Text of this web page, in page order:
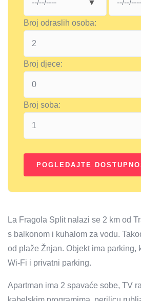
Broj odraslih osoba:
Broj djece:
Broj soba:
La Fragola Split nalazi se 2 km od
s balkonom i kuhalom za vodu.
od plaže Žnjan. Objekt ima parking,
Wi-Fi i privatni parking.
Apartman ima 2 spavaće sobe, TV